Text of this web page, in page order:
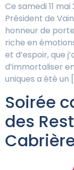
Ce samedi 11
Président de
honneur de
riche en
et d’espoir, que
d’immortaliser
uniques a été un
Soirée
des